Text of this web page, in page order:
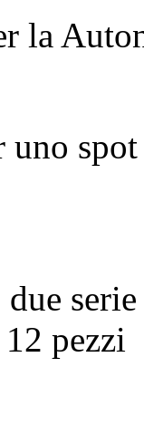
la
uno
due
pezzi